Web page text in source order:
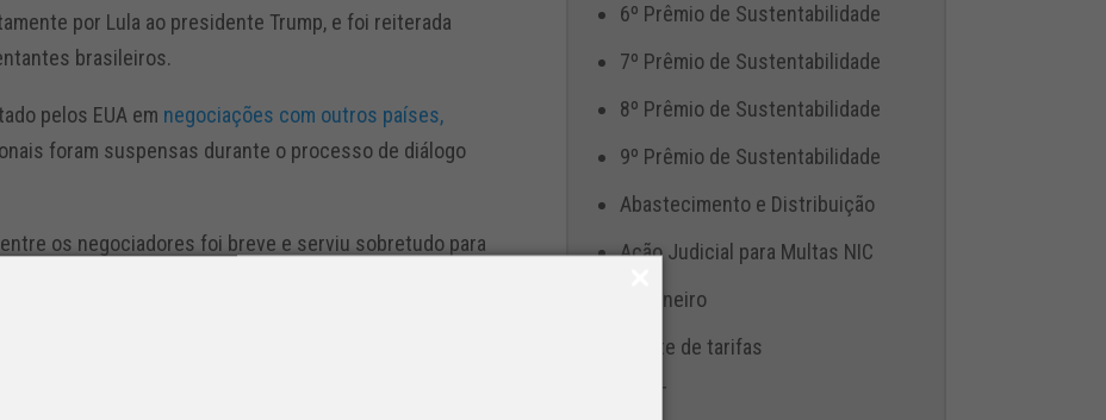
por Lula ao presidente Trump, e foi reiterada
brasileiros.
pelos EUA em negociações com outros países,
foram suspensas durante o processo de diálogo
entre os negociadores foi breve e serviu sobretudo para
dois lados concordaram em agendar um novo
semana e em Washington — a primeira oportunidade
6º Prêmio de Sustentabilidade
7º Prêmio de Sustentabilidade
8º Prêmio de Sustentabilidade
9º Prêmio de Sustentabilidade
Abastecimento e Distribuição
Ação Judicial para Multas NIC
Aduaneiro
Ajuste de tarifas
ANTT